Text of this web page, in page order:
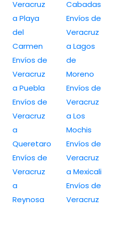
Veracruz
a Playa
del
Carmen
Envíos de
Veracruz
a Puebla
Envíos de
Veracruz
a
Queretaro
Envíos de
Veracruz
a
Reynosa
Cabadas
Envíos de
Veracruz
a Lagos
de
Moreno
Envíos de
Veracruz
a Los
Mochis
Envíos de
Veracruz
a Mexicali
Envíos de
Veracruz